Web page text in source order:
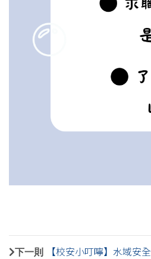
下一則 【校安小叮嚀】水域安全